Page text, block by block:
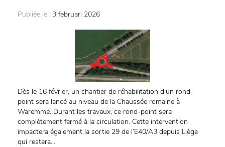
Publiée le : 3 februari 2026
Dès le 16 février, un chantier de réhabilitation d’un rond-
point sera lancé au niveau de la Chaussée romaine à
Waremme. Durant les travaux, ce rond-point sera
complètement fermé à la circulation. Cette intervention
impactera également la sortie 29 de l’E40/A3 depuis Liège
qui restera...